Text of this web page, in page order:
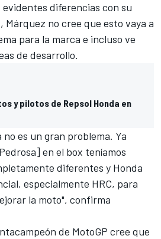
evidentes diferencias con su
Márquez no cree que esto vaya a
para la marca e incluso ve
de desarrollo.
y pilotos de Repsol Honda en
es un gran problema. Ya
en el box teníamos
diferentes y Honda
especialmente HRC, para
la moto", confirma
de MotoGP cree que